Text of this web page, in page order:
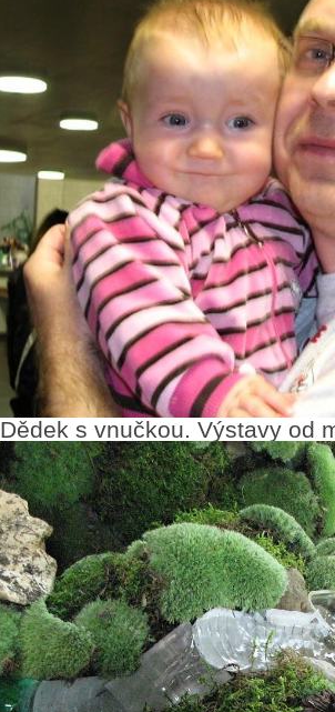
Dědek s vnučkou. Výstavy od